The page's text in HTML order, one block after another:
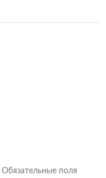
Обязательные поля